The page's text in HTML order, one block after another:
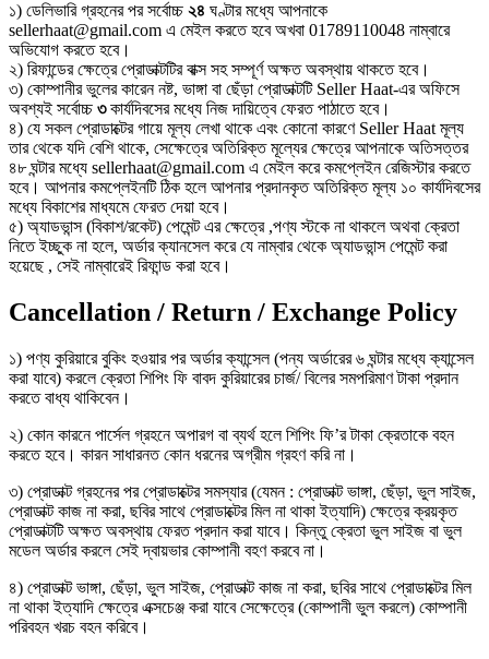
১) ডেলিভারি গ্রহনের পর সর্বোচ্চ ২৪ ঘণ্টার মধ্যে আপনাকে
sellerhaat@gmail.com এ মেইল করতে হবে অখবা 01789110048 নাম্বারে
অভিযোগ করতে হবে।
২) রিফান্ডের ক্ষেত্রে প্রোডাক্টটির বাক্স সহ সম্পূর্ণ অক্ষত অবস্থায় থাকতে হবে।
৩) কোম্পানীর ভুলের কারেন নষ্ট, ভাঙ্গা বা ছেঁড়া প্রোডাক্টটি Seller Haat-এর অফিসে
অবশ্যই সর্বোচ্চ ৩কার্যদিবসের মধ্যে নিজ দায়িত্বে ফেরত পাঠাতে হবে।
৪) যে সকল প্রোডাক্টের গায়ে মূল্য লেখা থাকে এবং কোনো কারণে Seller Haat মূল্য
তার থেকে যদি বেশি থাকে, সেক্ষেত্রে অতিরিক্ত মূল্যের ক্ষেত্রে আপনাকে অতিসত্তর
৪৮ ঘন্টার মধ্যে sellerhaat@gmail.com এ মেইল করে কমপ্লেইন রেজিস্টার করতে
হবে। আপনার কমপ্লেইনটি ঠিক হলে আপনার প্রদানকৃত অতিরিক্ত মূল্য ১০ কার্যদিবসের
মধ্যে বিকাশের মাধ্যমে ফেরত দেয়া হবে।
৫) অ্যাডভান্স (বিকাশ/রকেট) পেমেন্ট এর ক্ষেত্রে ,পণ্য স্টকে না থাকলে অথবা ক্রেতা
নিতে ইচ্ছুক না হলে, অর্ডার ক্যানসেল করে যে নাম্বার থেকে অ্যাডভান্স পেমেন্ট করা
হয়েছে , সেই নাম্বারেই রিফান্ড করা হবে।
Cancellation / Return / Exchange Policy
১) পণ্য কুরিয়ারে বুকিং হওয়ার পর অর্ডার ক্যান্সেল (পন্য অর্ডারের ৬ ঘন্টার মধ্যে ক্যান্সেল
করা যাবে) করলে ক্রেতা শিপিং ফি বাবদ কুরিয়ারের চার্জ/ বিলের সমপরিমাণ টাকা প্রদান
করতে বাধ্য থাকিবেন।
২) কোন কারনে পার্সেল গ্রহনে অপারগ বা ব্যর্থ হলে শিপিং ফি’র টাকা ক্রেতাকে বহন
করতে হবে। কারন সাধারনত কোন ধরনের অগ্রীম গ্রহণ করি না।
৩) প্রোডাক্ট গ্রহনের পর প্রোডাক্টের সমস্যার (যেমন : প্রোডাক্ট ভাঙ্গা, ছেঁড়া, ভুল সাইজ,
প্রোডাক্ট কাজ না করা, ছবির সাথে প্রোডাক্টের মিল না থাকা ইত্যাদি) ক্ষেত্রে ক্রয়কৃত
প্রোডাক্টটি অক্ষত অবস্থায় ফেরত প্রদান করা যাবে। কিন্তু ক্রেতা ভুল সাইজ বা ভুল
মডেল অর্ডার করলে সেই দ্বায়ভার কোম্পানী বহণ করবে না।
৪) প্রোডাক্ট ভাঙ্গা, ছেঁড়া, ভুল সাইজ, প্রোডাক্ট কাজ না করা, ছবির সাথে প্রোডাক্টের মিল
না থাকা ইত্যাদি ক্ষেত্রে এক্সচেঞ্জ করা যাবে সেক্ষেত্রে (কোম্পানী ভুল করলে) কোম্পানী
পরিবহন খরচ বহন করিবে।